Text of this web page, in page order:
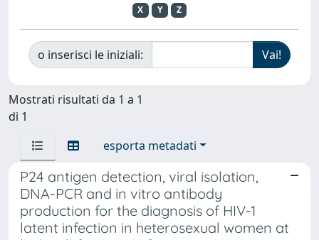
X
Y Z
o inserisci le iniziali:
Mostrati risultati da 1 a 1
di 1
esporta metadati
P24 antigen detection, viral isolation,
DNA-PCR and in vitro antibody
production for the diagnosis of HIV-1
latent infection in heterosexual women at